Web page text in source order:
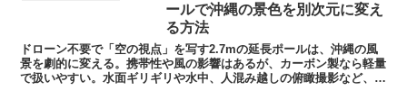
ールで沖縄の景色を別次元に変え
る方法
ドローン不要で「空の視点」を写す2.7mの延長ポールは、沖縄の風
景を劇的に変える。携帯性や風の影響はあるが、カーボン製なら軽量
で扱いやすい。水面ギリギリや水中、人混み越しの俯瞰撮影など、他